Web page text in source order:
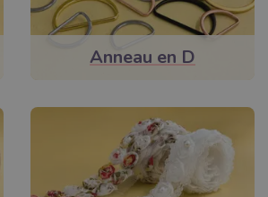
Anneau en D